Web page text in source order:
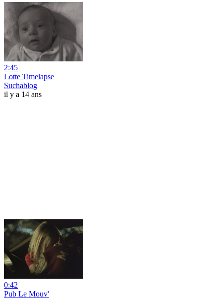
2:45
Lotte Timelapse
Suchablog
il y a 14 ans
0:42
Pub Le Mouv'